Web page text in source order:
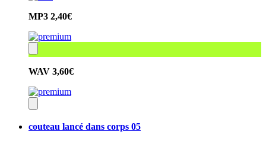
MP3 2,40€
WAV 3,60€
couteau lancé dans corps 05